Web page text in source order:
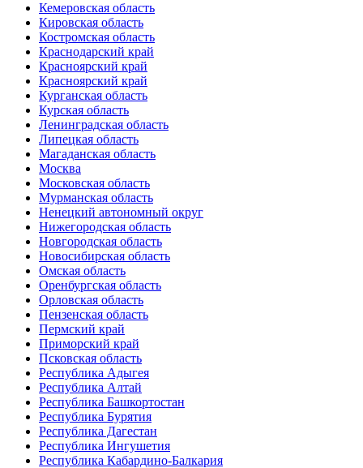
Кемеровская область
Кировская область
Костромская область
Краснодарский край
Красноярский край
Красноярский край
Курганская область
Курская область
Ленинградская область
Липецкая область
Магаданская область
Москва
Московская область
Мурманская область
Ненецкий автономный округ
Нижегородская область
Новгородская область
Новосибирская область
Омская область
Оренбургская область
Орловская область
Пензенская область
Пермский край
Приморский край
Псковская область
Республика Адыгея
Республика Алтай
Республика Башкортостан
Республика Бурятия
Республика Дагестан
Республика Ингушетия
Республика Кабардино-Балкария